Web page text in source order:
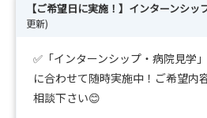
【ご希望日に実施！】インターンシッ
更新)
✅「インターンシップ・病院見学
に合わせて随時実施中！ご希望内
相談下さい😊